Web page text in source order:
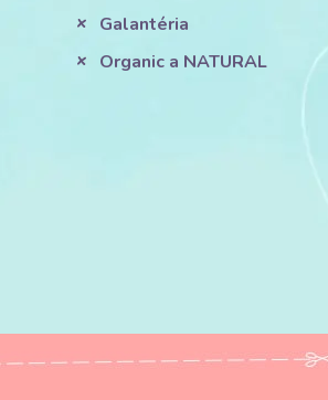
Galantéria
Organic a NATURAL